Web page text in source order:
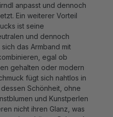
Ein weiterer Vorteil
ist seine
und dennoch
das Armband mit
egal ob
gehalten oder modern
fügt sich nahtlos in
Schönheit, ohne
und Kunstperlen
nicht ihren Glanz, was
Schmuck